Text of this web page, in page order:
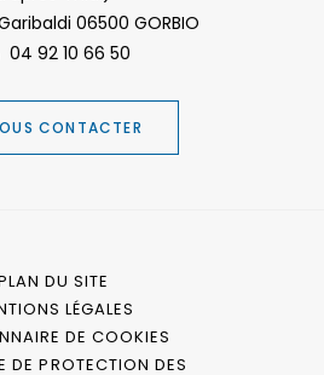
06500 GORBIO
04 92 10 66 50
CONTACTER
DU SITE
LÉGALES
DE COOKIES
DE PROTECTION DES